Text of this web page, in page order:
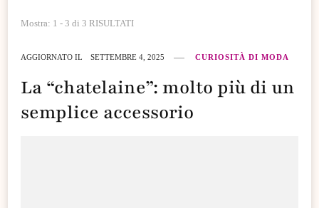
Mostra: 1 - 3 di 3 RISULTATI
AGGIORNATO IL SETTEMBRE 4, 2025 CURIOSITÀ DI MODA
La “chatelaine”: molto più di un
semplice accessorio